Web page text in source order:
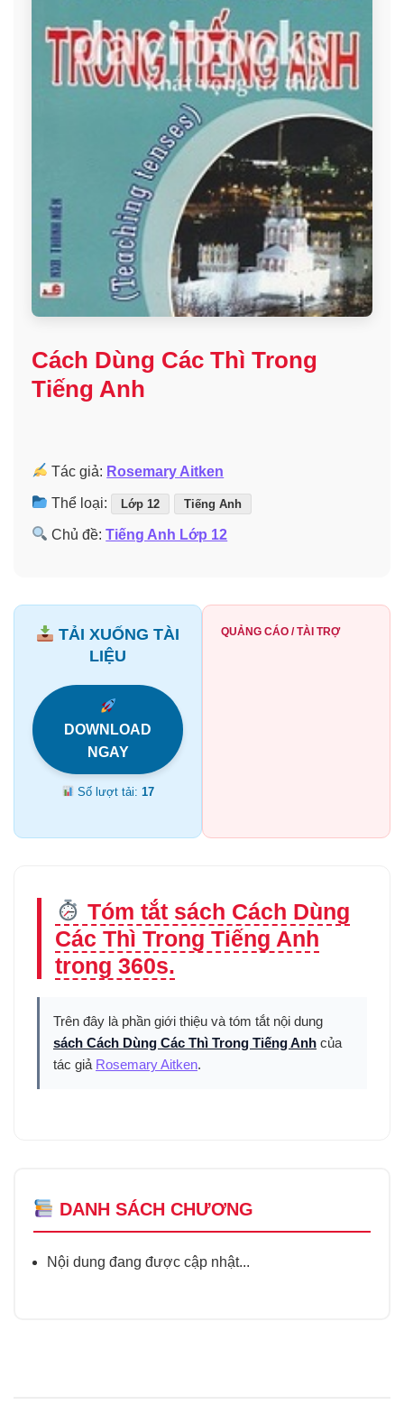
Cách Dùng Các Thì Trong
Tiếng Anh
Tác giả: Rosemary Aitken
Thể loại: Lớp 12 Tiếng Anh
Chủ đề:Tiếng Anh Lớp 12
TẢI XUỐNG TÀI
LIỆU
DOWNLOAD
NGAY
Số lượt tải: 17
QUẢNG CÁO / TÀI TRỢ
Tóm tắt sách Cách Dùng
Các Thì Trong Tiếng Anh
trong 360s.
Trên đây là phần giới thiệu và tóm tắt nội dung
sách Cách Dùng Các Thì Trong Tiếng Anh của
tác giả Rosemary Aitken.
DANH SÁCH CHƯƠNG
Nội dung đang được cập nhật...